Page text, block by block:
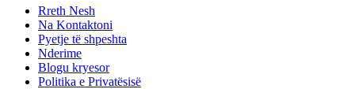
Rreth Nesh
Na Kontaktoni
Pyetje të shpeshta
Nderime
Blogu kryesor
Politika e Privatësisë